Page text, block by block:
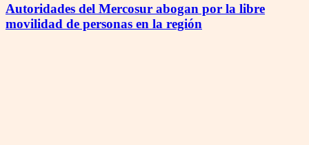
Autoridades del Mercosur abogan por la libre
movilidad de personas en la región